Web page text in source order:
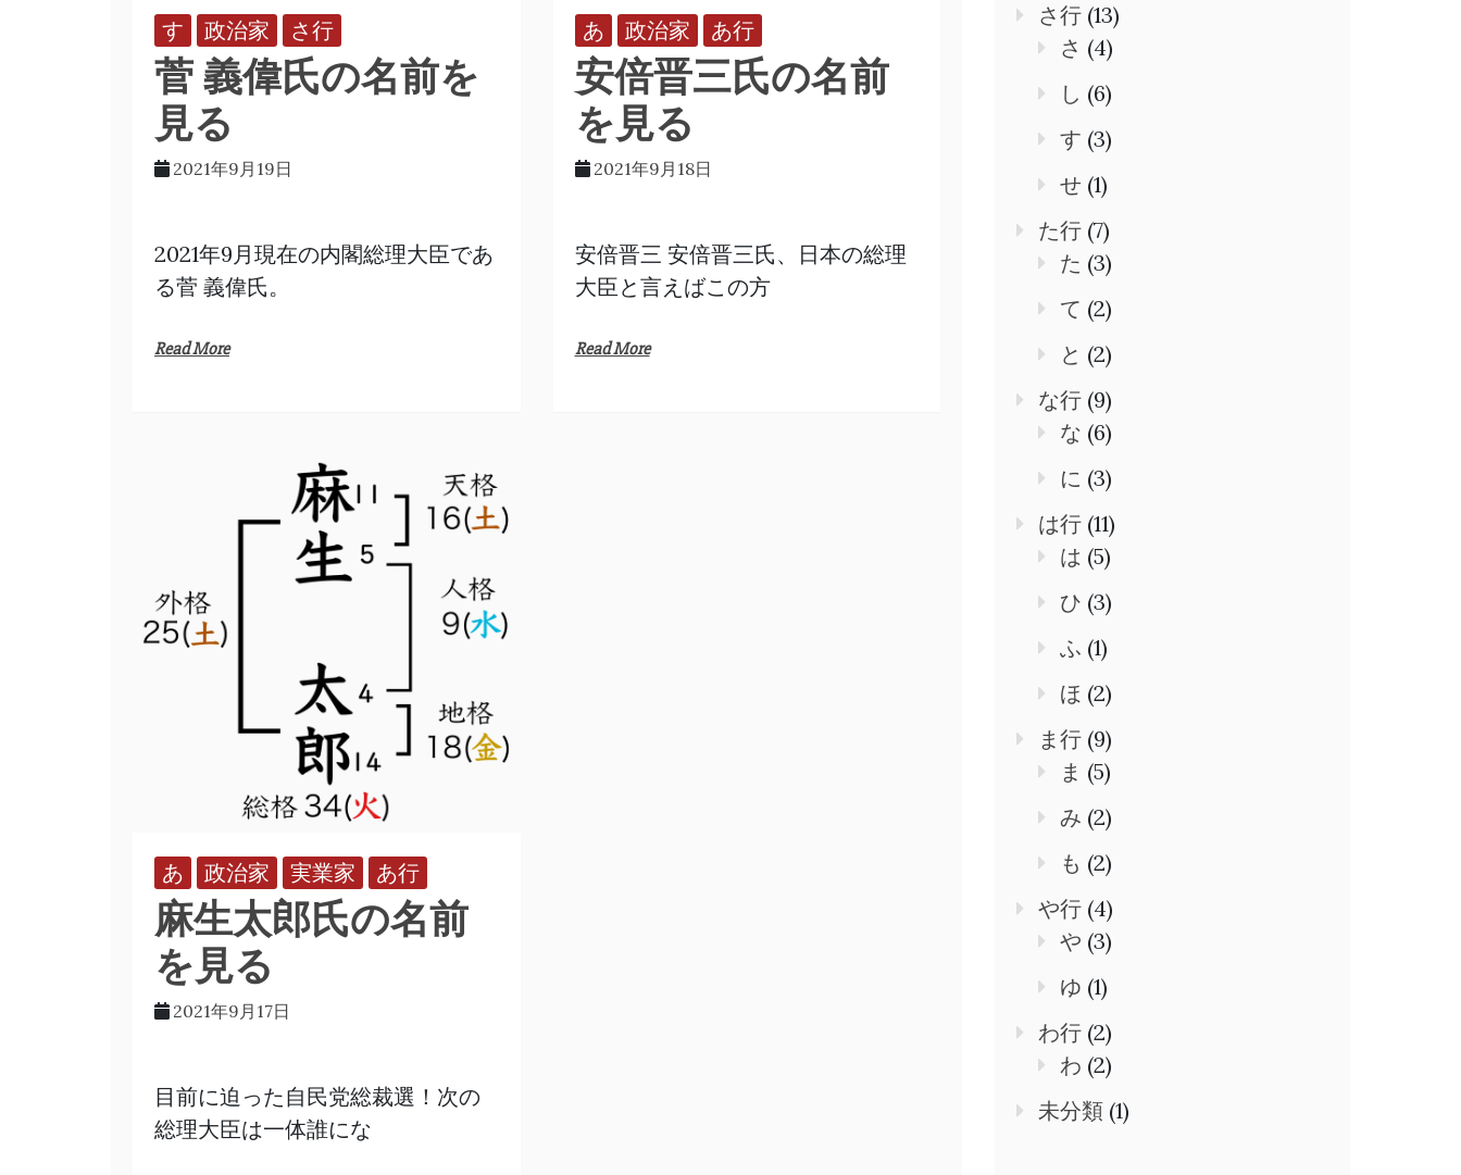
す 政治家 さ行
菅 義偉氏の名前を
見る
2021年9月19日
2021年9月現在の内閣総理大臣であ
る菅 義偉氏。
Read More
あ 政治家 あ行
安倍晋三氏の名前
を見る
2021年9月18日
安倍晋三 安倍晋三氏、日本の総理
大臣と言えばこの方
Read More
あ 政治家 実業家 あ行
麻生太郎氏の名前
を見る
2021年9月17日
目前に迫った自民党総裁選！次の
総理大臣は一体誰にな
さ行 (13)
さ (4)
し (6)
す (3)
せ (1)
た行 (7)
た (3)
て (2)
と (2)
な行 (9)
な (6)
に (3)
は行 (11)
は (5)
ひ (3)
ふ (1)
ほ (2)
ま行 (9)
ま (5)
み (2)
も (2)
や行 (4)
や (3)
ゆ (1)
わ行 (2)
わ (2)
未分類 (1)